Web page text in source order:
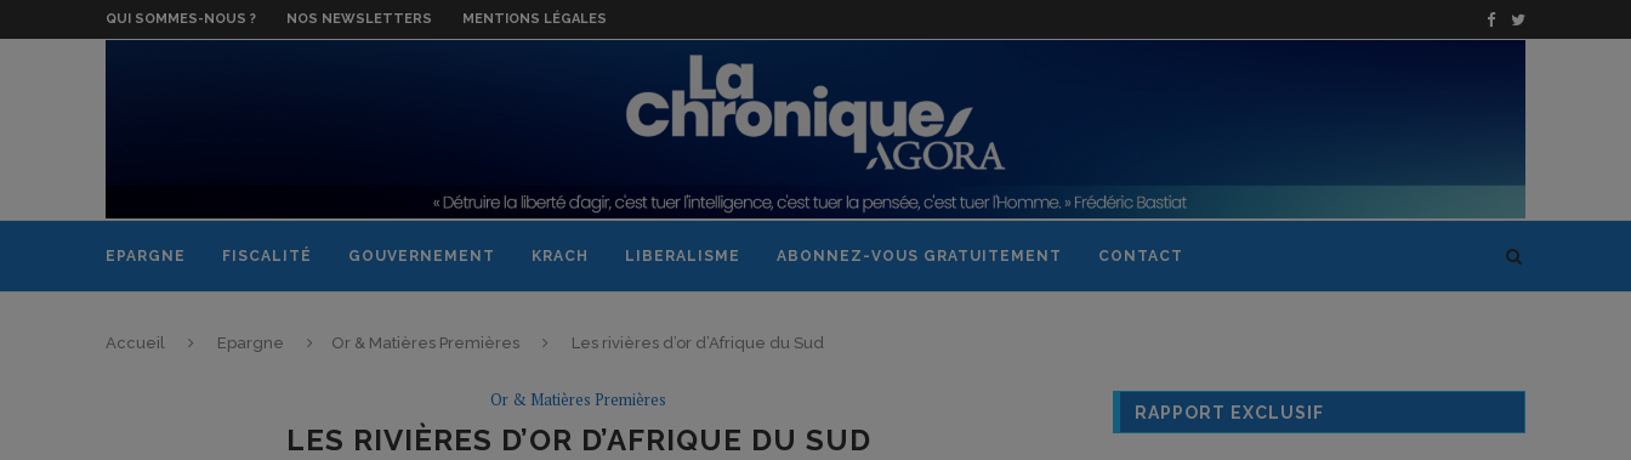
QUI SOMMES-NOUS ? NOS NEWSLETTERS MENTIONS LÉGALES
EPARGNE FISCALITÉ GOUVERNEMENT KRACH LIBERALISME ABONNEZ-VOUS GRATUITEMENT CONTACT
Accueil Epargne Or & Matières Premières Les rivières d’or d’Afrique du Sud
Or & Matières Premières
LES RIVIÈRES D’OR D’AFRIQUE DU SUD
RAPPORT EXCLUSIF